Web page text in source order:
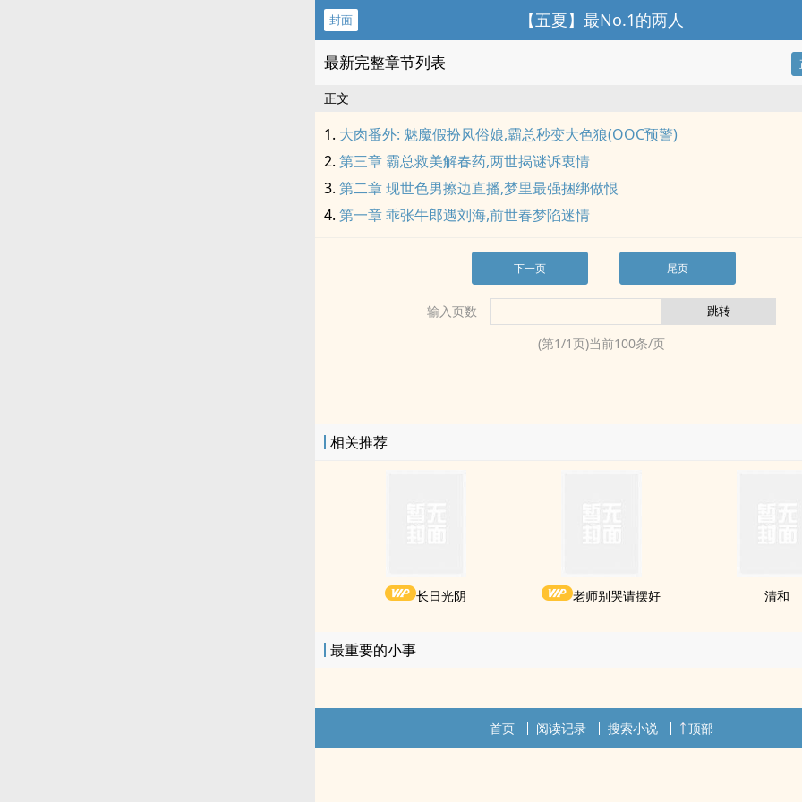
封面 【五夏】最No.1的两人
最新完整章节列表
正文
大肉番外: 魅魔假扮风俗娘,霸总秒变大色狼(OOC预警)
第三章 霸总救美解春药,两世揭谜诉衷情
第二章 现世色男擦边直播,梦里最强捆绑做恨
第一章 乖张牛郎遇刘海,前世春梦陷迷情
下一页 尾页
输入页数
(第1/1页)当前100条/页
相关推荐
长日光阴 老师别哭请摆好 清和
最重要的小事
首页 阅读记录 搜索小说 顶部